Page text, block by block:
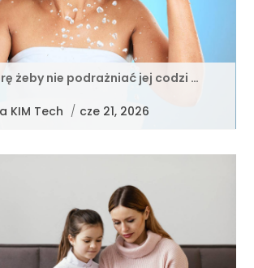
żeby nie podrażniać jej codzi …
KIM Tech / cze 21, 2026